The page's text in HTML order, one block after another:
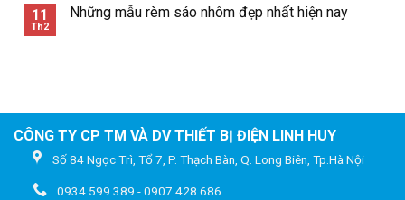
11
Th2
Những mẫu rèm sáo nhôm đẹp nhất hiện nay
CÔNG TY CP TM VÀ DV THIẾT BỊ ĐIỆN LINH HUY
Số 84 Ngọc Trì, Tổ 7, P. Thạch Bàn, Q. Long Biên, Tp.Hà Nội
0934.599.389 - 0907.428.686